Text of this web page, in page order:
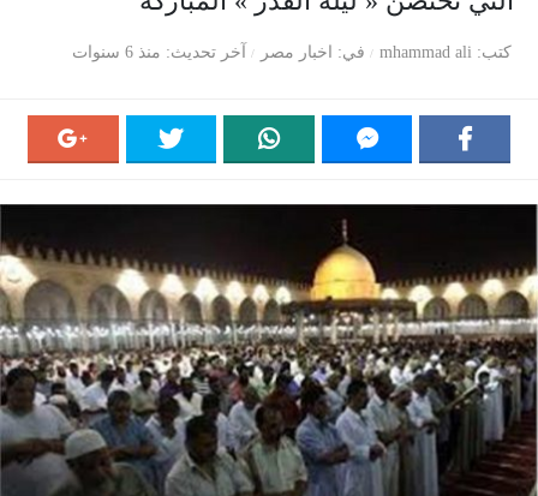
كتب mhammad ali في اخبار مصر آخر تحديث منذ 6 سنوات